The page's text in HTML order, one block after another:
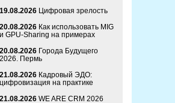
19.08.2026 Цифровая зрелость
20.08.2026 Как использовать MIG
и GPU-Sharing на примерах
20.08.2026 Города Будущего
2026. Пермь
21.08.2026 Кадровый ЭДО:
цифровизация на практике
21.08.2026 WE ARE CRM 2026